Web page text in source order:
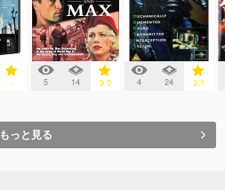
- 5 14 3.0 4 24 3.1
もっと見る